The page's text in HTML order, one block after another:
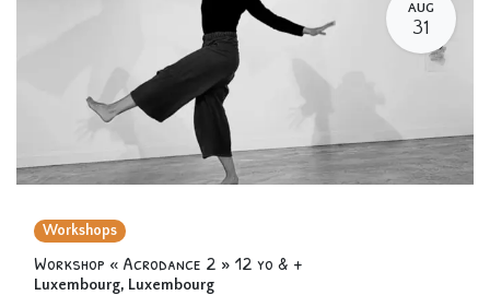
AUG
31
Workshops
Workshop « Acrodance 2 » 12 yo & +
Luxembourg, Luxembourg